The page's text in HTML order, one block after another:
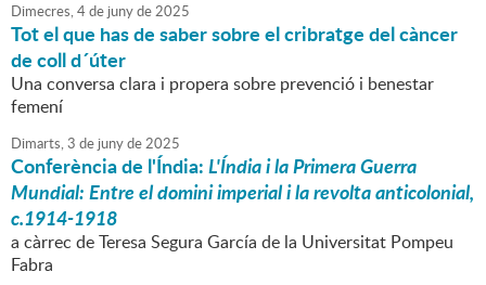
Dimecres,4de junyde2025
Tot el que has de saber sobre el cribratge del càncer
de coll d´úter
Una conversa clara i propera sobre prevenció i benestar
femení
Dimarts,3 de junyde2025
Conferència de l'Índia:L'Índia i la Primera Guerra
Mundial: Entre el domini imperial i la revolta anticolonial,
c.1914-1918
a càrrec de Teresa Segura García de la Universitat Pompeu
Fabra